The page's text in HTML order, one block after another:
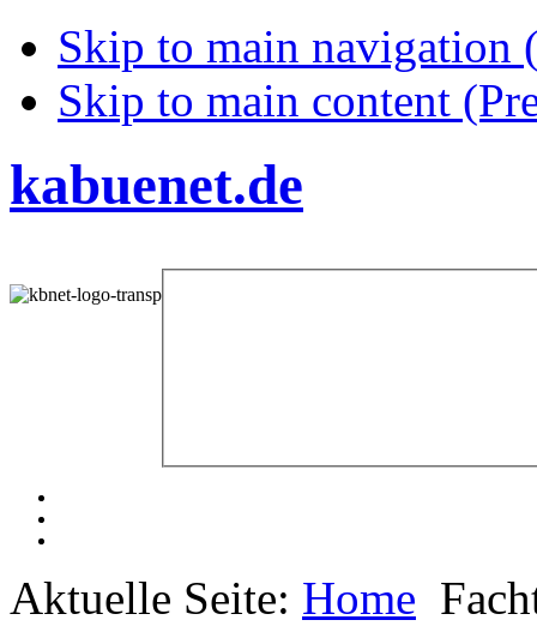
Skip to main navigation
Skip to main content
kabuenet.de
Aktuelle Seite: Home